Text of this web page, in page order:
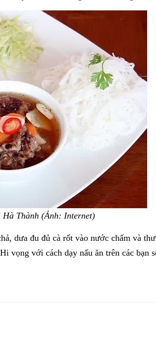
Hà Thành (Ảnh: Internet)
dưa đu đủ cà rốt vào nước chấm và
vọng với cách dạy nấu ăn trên các bạn